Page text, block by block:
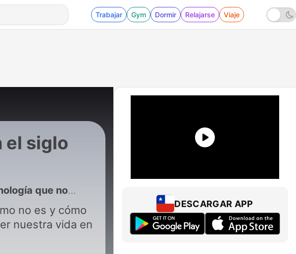
Trabajar Gym Dormir Relajarse Viaje
el siglo
nos salva en esta pandemia
no es y cómo
nuestra vida en
DESCARGAR APP